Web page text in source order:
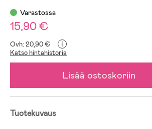
Varastossa
15,90 €
Ovh: 20,90 € i
Katso hintahistoria
Lisää ostoskoriin
Tuotekuvaus